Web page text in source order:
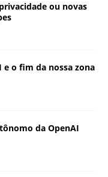
ou novas
e o fim da nossa zona
da OpenAI